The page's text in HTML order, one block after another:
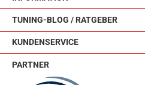
TUNING-BLOG / RATGEBER
KUNDENSERVICE
PARTNER